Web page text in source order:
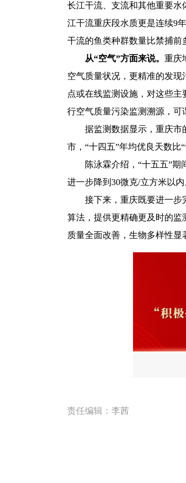
长江干流、支流和其他重要水
江干流重庆段水质更是连续9
干流的鱼类种群数量比禁捕前
从“空气”方面来说。 重庆
空气质量状况，更精准的发
点或在线监测设施，对这些
行空气质量污染监测溯源，可
据监测数据显示，重庆市
市，“十四五”年均优良天数比
陈泳霖介绍，“十五五”
进一步降到30微克/立方米以
接下来，重庆既要进一步
算法，提供更精确更及时的监
质量全面改善，生物多样性显
责任编辑： 李茜